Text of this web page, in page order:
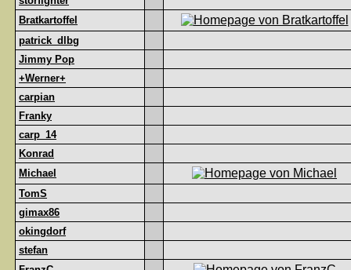
Bratkartoffel
patrick_dlbg
Jimmy Pop
+Werner+
carpian
Franky
carp_14
Konrad
Michael
TomS
gimax86
okingdorf
stefan